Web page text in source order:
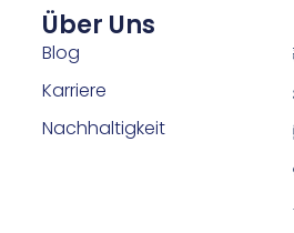
Über Uns
Blog
Karriere
Nachhaltigkeit